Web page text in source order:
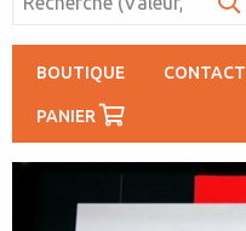
BOUTIQUE CONTACT
PANIER